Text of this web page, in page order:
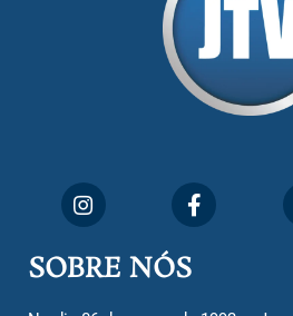
SOBRE NÓS